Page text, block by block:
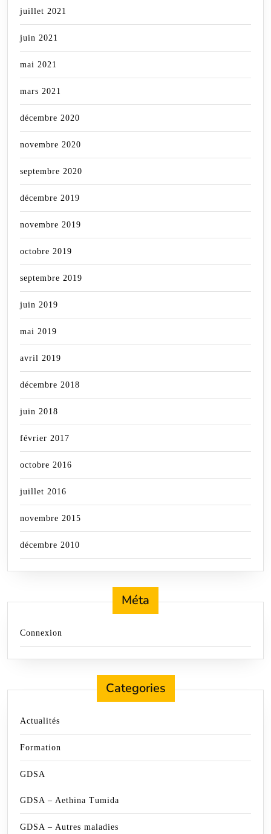
juillet 2021
juin 2021
mai 2021
mars 2021
décembre 2020
novembre 2020
septembre 2020
décembre 2019
novembre 2019
octobre 2019
septembre 2019
juin 2019
mai 2019
avril 2019
décembre 2018
juin 2018
février 2017
octobre 2016
juillet 2016
novembre 2015
décembre 2010
Méta
Connexion
Categories
Actualités
Formation
GDSA
GDSA – Aethina Tumida
GDSA – Autres maladies